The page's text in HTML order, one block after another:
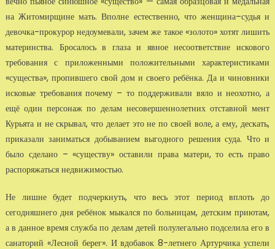
на Житомирщине мать. Вполне естественно, что женщина–судья и
девочка-прокурор недоумевали, зачем же такое «золото» хотят лишить
материнства. Бросалось в глаза и явное несоответствие искового
требования с приложенными положительными характеристиками
«существа», пропившего свой дом и своего ребёнка. Да и чиновники
исковые требования почему – то поддерживали вяло и неохотно, а
ещё один персонаж по делам несовершеннолетних отставной мент
Курьята и не скрывал, что делает это не по своей воле, а ему, дескать,
приказали заниматься добыванием выгодного решения суда. Что и
было сделано – «существу» оставили права матери, то есть право
распоряжаться недвижимостью.
Не лишне будет подчеркнуть, что весь этот период вплоть до
сегодняшнего дня ребёнок мыкался по больницам, детским приютам,
а в данное время служба по делам детей полулегально подселила его в
санаторий «Лесной берег». И вдобавок 8-летнего Артурчика успели